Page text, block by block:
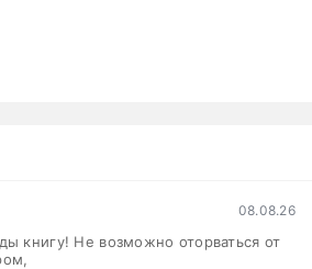
08.08.26
книгу! Не возможно оторваться от